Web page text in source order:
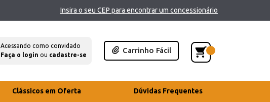
Insira o seu CEP para encontrar um concessionário
Acessando como convidado
Faça o login ou cadastre-se
Carrinho Fácil
Clássicos em Oferta Dúvidas Frequentes